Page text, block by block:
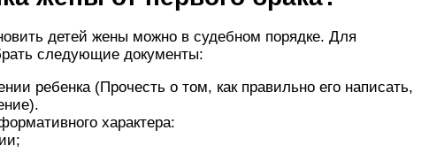
детей жены можно в судебном порядке. Для
следующие документы:
ребенка (Прочесть о том, как правильно его написать,
характера: